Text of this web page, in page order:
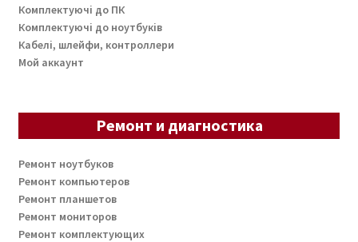
Комплектуючі до ПК
Комплектуючі до ноутбуків
Кабелі, шлейфи, контроллери
Мой аккаунт
Ремонт и диагностика
Ремонт ноутбуков
Ремонт компьютеров
Ремонт планшетов
Ремонт мониторов
Ремонт комплектующих